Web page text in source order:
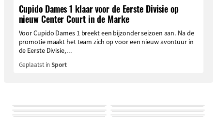
Cupido Dames 1 klaar voor de Eerste Divisie op
nieuw Center Court in de Marke
Voor Cupido Dames 1 breekt een bijzonder seizoen aan. Na de
promotie maakt het team zich op voor een nieuw avontuur in
de Eerste Divisie,...
Geplaatst inSport